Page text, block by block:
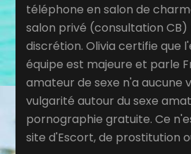
téléphone en salon de
salon privé (consultation CB)
discrétion. Olivia certifie que
équipe est majeure et parle
amateur de sexe n'a aucune
vulgarité autour du sexe
pornographie gratuite. Ce
site d'Escort, de prostitution